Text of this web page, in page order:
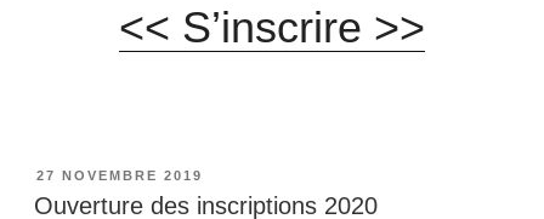
<< S’inscrire >>
PUBLIÉ
LE
27 NOVEMBRE 2019
Ouverture des inscriptions 2020